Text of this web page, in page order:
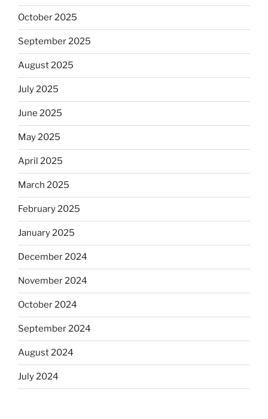
October 2025
September 2025
August 2025
July 2025
June 2025
May 2025
April 2025
March 2025
February 2025
January 2025
December 2024
November 2024
October 2024
September 2024
August 2024
July 2024